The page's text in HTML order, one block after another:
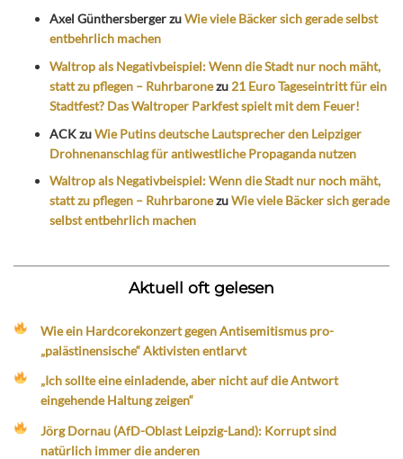
Axel GünthersbergerzuWie viele Bäcker sich gerade selbst
entbehrlich machen
Waltrop als Negativbeispiel: Wenn die Stadt nur noch mäht,
statt zu pflegen – Ruhrbaronezu 21 Euro Tageseintritt für ein
Stadtfest? Das Waltroper Parkfest spielt mit dem Feuer!
ACKzuWie Putins deutsche Lautsprecher den Leipziger
Drohnenanschlag für antiwestliche Propaganda nutzen
Waltrop als Negativbeispiel: Wenn die Stadt nur noch mäht,
statt zu pflegen – RuhrbaronezuWie viele Bäcker sich gerade
selbst entbehrlich machen
Aktuell oft gelesen
Wie ein Hardcorekonzert gegen Antisemitismus pro-
„palästinensische“ Aktivisten entlarvt
„Ich sollte eine einladende, aber nicht auf die Antwort
eingehende Haltung zeigen“
Jörg Dornau (AfD-Oblast Leipzig-Land): Korrupt sind
natürlich immer die anderen